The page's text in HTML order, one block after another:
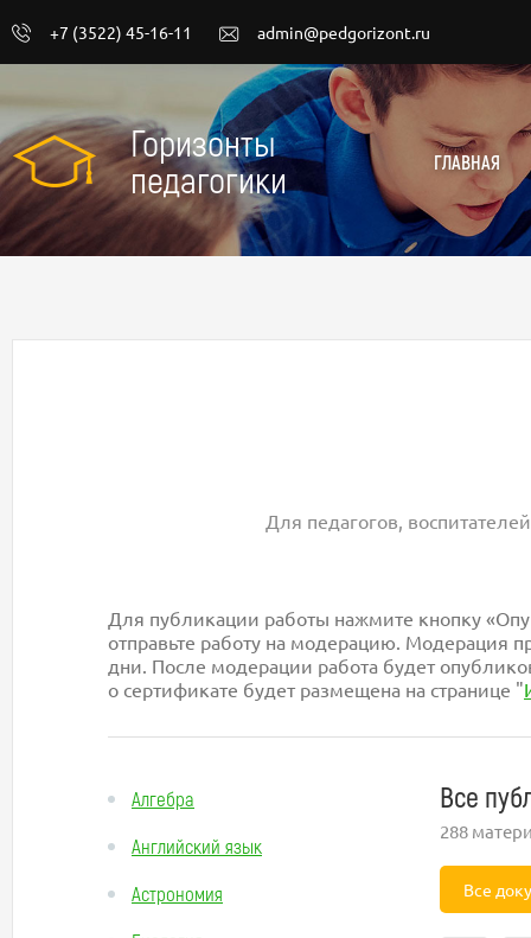
+7 (3522) 45-16-11 admin@pedgorizont.ru
Горизонты
педагогики
ГЛАВНАЯ
Для педагогов,
Для публикации работы нажмите кнопку
отправьте работу на модерацию. Модерация
дни. После модерации работа будет
о сертификате будет размещена на странице "
Алгебра
Английский язык
Астрономия
Все
288
Все